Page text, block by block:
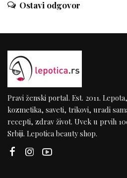
Ostavi odgovor
Pravi ženski portal. Est. 2011.
kozmetika, saveti, trikovi, uradi
recepti, zdrav život. Uvek u prvih
Srbiji. Lepotica beauty shop.